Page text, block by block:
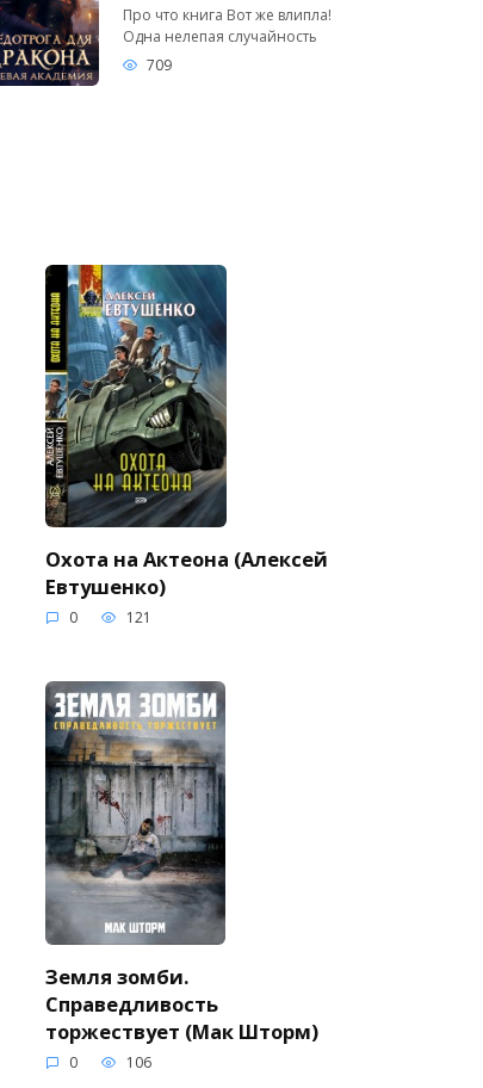
Про что книга Вот же влипла!
Одна нелепая случайность
709
Охота на Актеона (Алексей
Евтушенко)
0 121
Земля зомби.
Справедливость
торжествует (Мак Шторм)
0 106